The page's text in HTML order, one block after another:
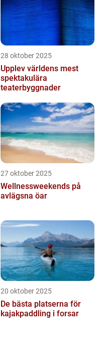
28 oktober 2025
Upplev världens mest
spektakulära
teaterbyggnader
27 oktober 2025
Wellnessweekends på
avlägsna öar
20 oktober 2025
De bästa platserna för
kajakpaddling i forsar